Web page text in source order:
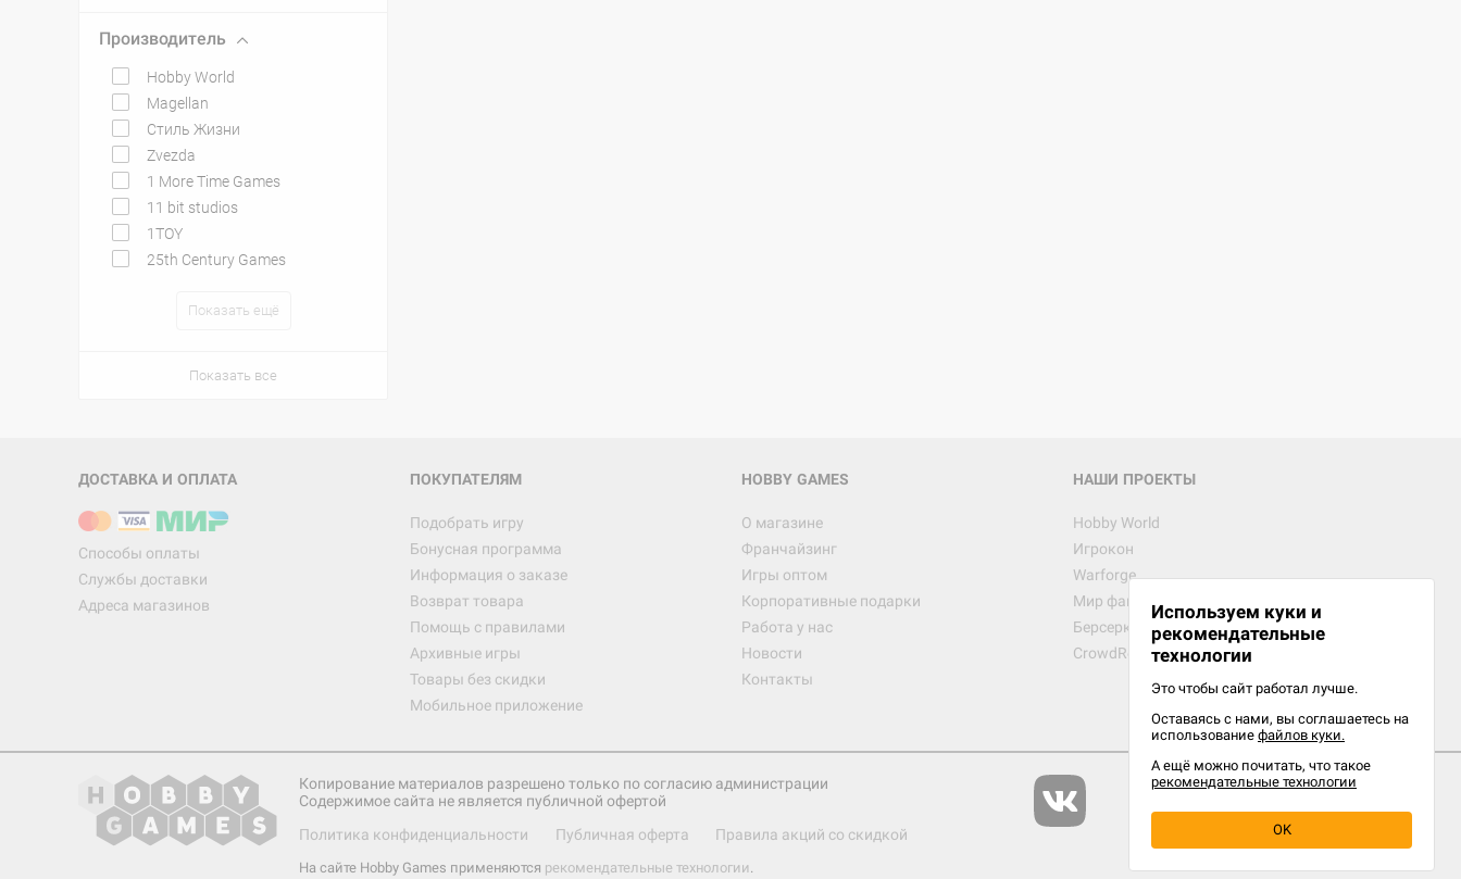
Производитель
Hobby World
Magellan
Стиль Жизни
Zvezda
1 More Time Games
11 bit studios
1TOY
25th Century Games
Показать ещё
Показать все
ДОСТАВКА И ОПЛАТА
Способы оплаты
Службы доставки
Адреса магазинов
ПОКУПАТЕЛЯМ
Подобрать игру
Бонусная программа
Информация о заказе
Возврат товара
Помощь с правилами
Архивные игры
Товары без скидки
Мобильное приложение
HOBBY GAMES
О магазине
Франчайзинг
Игры оптом
Корпоративные подарки
Работа у нас
Новости
Контакты
НАШИ ПРОЕКТЫ
Hobby World
Игрокон
Warforge
Мир фантастики
Берсерк
CrowdRepublic
Копирование материалов разрешено только по согласию администрации
Содержимое сайта не является публичной офертой
Политика конфиденциальности
Публичная оферта Правила акций со скидкой
На сайте Hobby Games применяются рекомендательные технологии.
Используем куки и
рекомендательные
технологии
Это чтобы сайт работал лучше.
Оставаясь с нами, вы соглашаетесь на
использование файлов куки.
А ещё можно почитать, что такое
рекомендательные технологии
OK